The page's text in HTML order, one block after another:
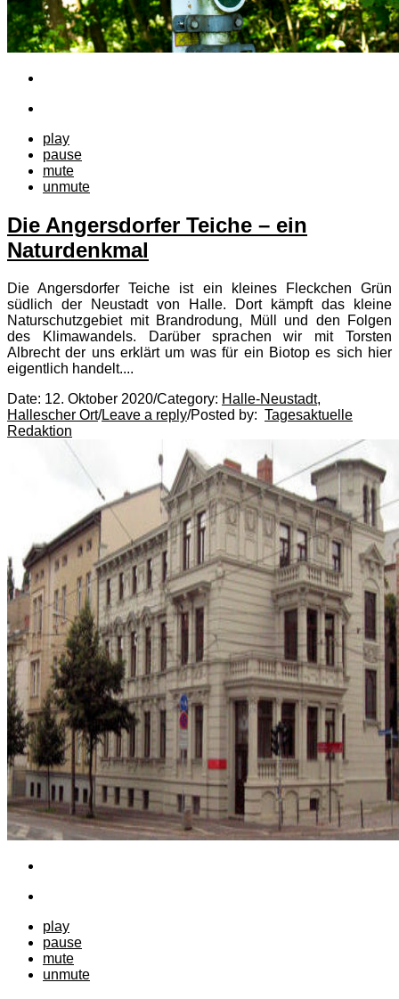
play
pause
mute
unmute
Die Angersdorfer Teiche – ein
Naturdenkmal
Die Angersdorfer Teiche ist ein kleines Fleckchen Grün
südlich der Neustadt von Halle. Dort kämpft das kleine
Naturschutzgebiet mit Brandrodung, Müll und den Folgen
des Klimawandels. Darüber sprachen wir mit Torsten
Albrecht der uns erklärt um was für ein Biotop es sich hier
eigentlich handelt....
Date: 12. Oktober 2020/Category: Halle-Neustadt,
Hallescher Ort/Leave a reply/Posted by: Tagesaktuelle
Redaktion
play
pause
mute
unmute